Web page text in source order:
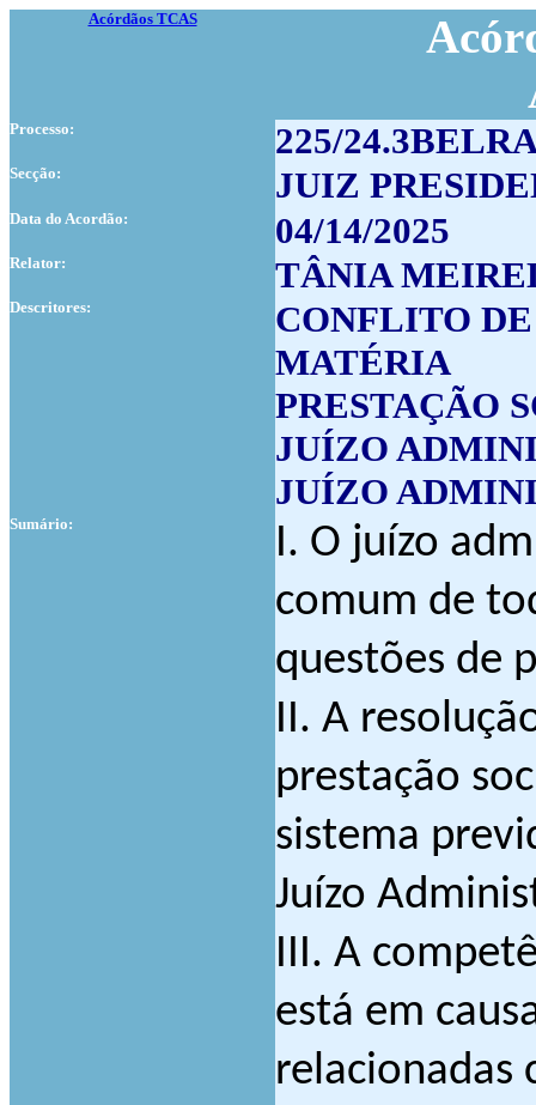
Acórdãos TCAS
Processo: 225/
Secção: JUIZ
Data do Acordão: 04/14/2025
Relator: TÂNIA
Descritores:
CONFLITO
MATÉRIA
PRESTAÇÃO
JUÍZO
JUÍZO
Sumário:
I. O juízo
comum de
questões de
II. A
prestação
sistema
Juízo
III. A
está em
relacionadas